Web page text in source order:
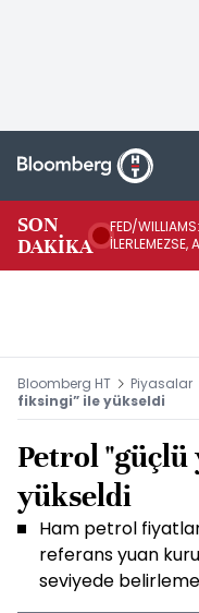
SON
DAKİKA
FED/
Bloomberg HT Piyasalar
fiksingi” ile yükseldi
Petrol
yükseldi
Ham petrol
referans yuan
seviyede